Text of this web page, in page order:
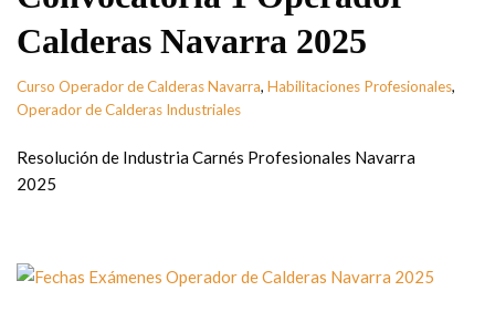
Calderas Navarra 2025
Curso Operador de Calderas Navarra, Habilitaciones Profesionales,
Operador de Calderas Industriales
Resolución de Industria Carnés Profesionales Navarra
2025